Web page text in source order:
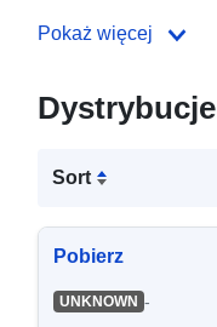
Pokaż więcej
Dystrybucje
Sort
Pobierz
UNKNOWN -